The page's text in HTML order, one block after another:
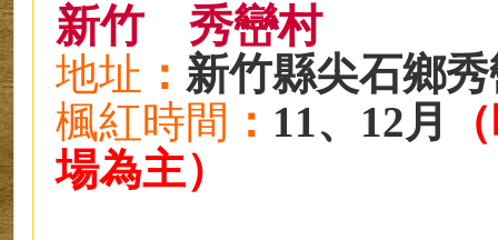
新竹 秀巒村
地址 ： 新竹縣尖石鄉
楓紅時間 ： 11、12月
場為主）